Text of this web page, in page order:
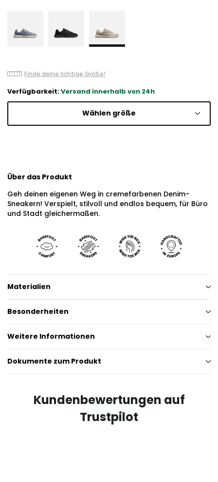
Finde deine richtige Größe!
Verfügbarkeit:Versand innerhalb von 24h
Wählen größe
Über das Produkt
Geh deinen eigenen Weg in cremefarbenen Denim-
Sneakern! Verspielt, stilvoll und endlos bequem, für Büro
und Stadt gleichermaßen.
Materialien
Besonderheiten
Weitere Informationen
Dokumente zum Produkt
Kundenbewertungen auf
Trustpilot